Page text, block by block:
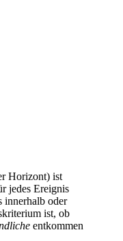
Horizont) ist
jedes Ereignis
innerhalb oder
ist, ob
entkommen